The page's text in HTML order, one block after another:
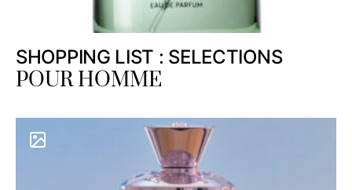
SHOPPING LIST : SELECTIONS
POUR HOMME